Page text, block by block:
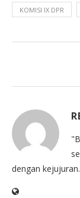
KOMISI IX DPR
dengan